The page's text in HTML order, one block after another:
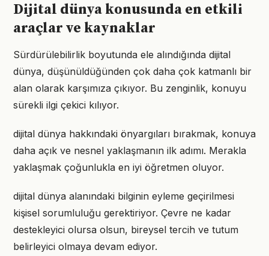
Dijital dünya konusunda en etkili
araçlar ve kaynaklar
Sürdürülebilirlik boyutunda ele alındığında dijital
dünya, düşünüldüğünden çok daha çok katmanlı bir
alan olarak karşımıza çıkıyor. Bu zenginlik, konuyu
sürekli ilgi çekici kılıyor.
dijital dünya hakkındaki önyargıları bırakmak, konuya
daha açık ve nesnel yaklaşmanın ilk adımı. Merakla
yaklaşmak çoğunlukla en iyi öğretmen oluyor.
dijital dünya alanındaki bilginin eyleme geçirilmesi
kişisel sorumluluğu gerektiriyor. Çevre ne kadar
destekleyici olursa olsun, bireysel tercih ve tutum
belirleyici olmaya devam ediyor.